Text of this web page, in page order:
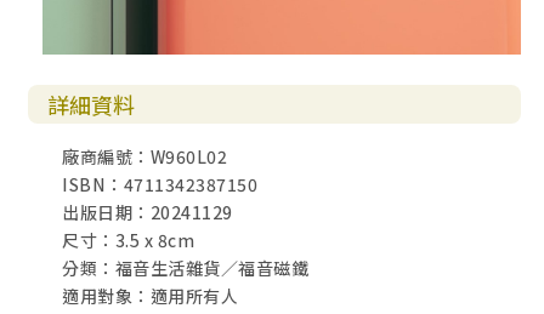
詳細資料
廠商編號：W960L02
ISBN：4711342387150
出版日期：20241129
尺寸：3.5 x 8cm
分類：福音生活雜貨／福音磁鐵
適用對象：適用所有人